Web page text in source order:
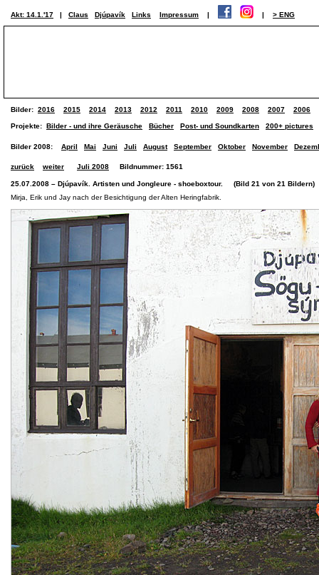
Akt: 14.1.'17 | Claus Djúpavík Links Impressum | | > ENG
Bilder: 2016 2015 2014 2013 2012 2011 2010 2009 2008 2007 2006
Projekte: Bilder - und ihre Geräusche Bücher Post- und Soundkarten 200+ pictures
Bilder 2008: April Mai Juni Juli August September Oktober November
zurück weiter Juli 2008 Bildnummer: 1561
25.07.2008 – Djúpavík. Artisten und Jongleure - shoeboxtour. (Bild 21 von 21 Bildern)
Mirja, Erik und Jay nach der Besichtigung der Alten Heringfabrik.